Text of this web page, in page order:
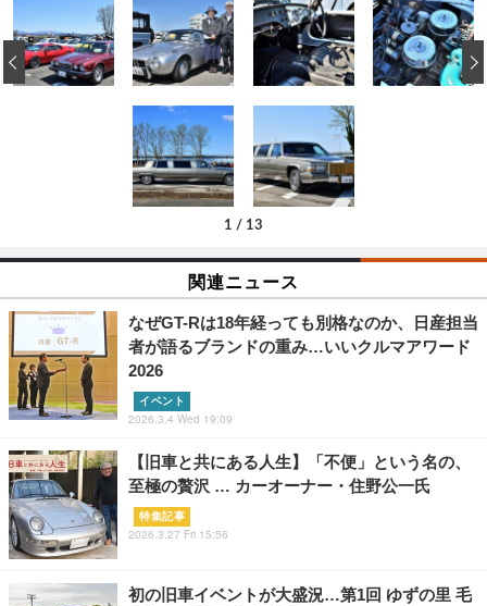
1 / 13
‹
関連ニュース
なぜGT-Rは18年経っても別格なのか、日産担当
者が語るブランドの重み…いいクルマアワード
2026
イベント
2026.3.4 Wed 19:09
【旧車と共にある人生】「不便」という名の、
至極の贅沢 … カーオーナー・住野公一氏
特集記事
2026.3.27 Fri 15:56
初の旧車イベントが大盛況…第1回 ゆずの里 毛